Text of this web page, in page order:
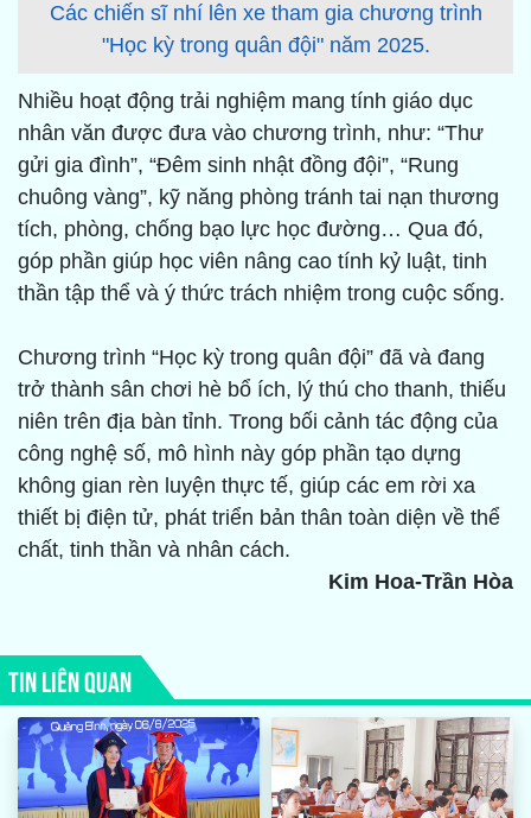
Các chiến sĩ nhí lên xe tham gia chương trình
"Học kỳ trong quân đội" năm 2025.
Nhiều hoạt động trải nghiệm mang tính giáo dục
nhân văn được đưa vào chương trình, như: “Thư
gửi gia đình”, “Đêm sinh nhật đồng đội”, “Rung
chuông vàng”, kỹ năng phòng tránh tai nạn thương
tích, phòng, chống bạo lực học đường… Qua đó,
góp phần giúp học viên nâng cao tính kỷ luật, tinh
thần tập thể và ý thức trách nhiệm trong cuộc sống.
Chương trình “Học kỳ trong quân đội” đã và đang
trở thành sân chơi hè bổ ích, lý thú cho thanh, thiếu
niên trên địa bàn tỉnh. Trong bối cảnh tác động của
công nghệ số, mô hình này góp phần tạo dựng
không gian rèn luyện thực tế, giúp các em rời xa
thiết bị điện tử, phát triển bản thân toàn diện về thể
chất, tinh thần và nhân cách.
Kim Hoa-Trần Hòa
TIN LIÊN QUAN